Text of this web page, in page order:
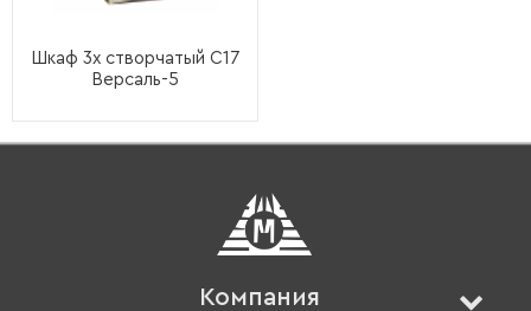
Шкаф 3х створчатый С17
Версаль-5
Компания